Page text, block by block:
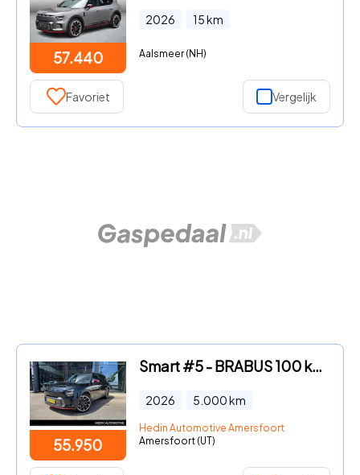
57.440
2026 15km
Aalsmeer (NH)
Favoriet Vergelijk
55.950
Smart #5 - BRABUS 100 kWh | Panoramadak | Sennheiser® Audio | Adaptieve
2026 5.000km
Hedin Automotive Amersfoort
Amersfoort (UT)